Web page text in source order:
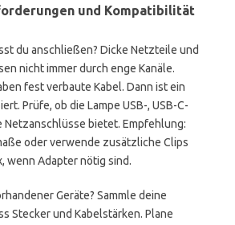
und Kompatibilität
du anschließen? Dicke Netzteile und
nicht immer durch enge Kanäle.
fest verbaute Kabel. Dann ist ein
Prüfe, ob die Lampe USB-, USB-C-
Netzanschlüsse bietet. Empfehlung:
oder verwende zusätzliche Clips
wenn Adapter nötig sind.
Geräte? Sammle deine
Stecker und Kabelstärken. Plane